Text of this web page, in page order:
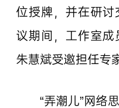
位授牌，并在研
议期间，工作室
朱慧斌受邀担任专
“弄潮儿”网络